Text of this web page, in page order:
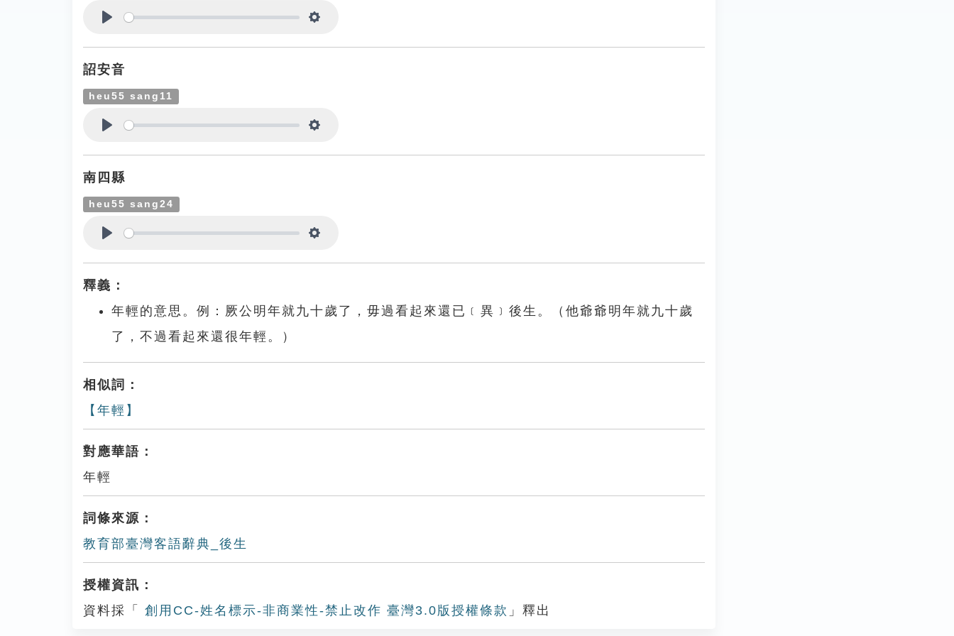
詔安音
heu55 sang11
南四縣
heu55 sang24
釋義：
年輕的意思。例：厥公明年就九十歲了，毋過看起來還已﹝異﹞後生。（他爺爺明年就九十歲
了，不過看起來還很年輕。）
相似詞：
【年輕】
對應華語：
年輕
詞條來源：
教育部臺灣客語辭典_後生
授權資訊：
資料採「
創用CC-姓名標示-非商業性-禁止改作 臺灣3.0版授權條款 」釋出